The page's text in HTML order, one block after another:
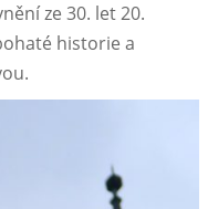
ze 30. let 20.
historie a